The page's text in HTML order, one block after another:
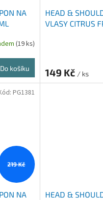
NA
(19 ks)
Do košíku
HEAD &
VLASY CITRUS
149 Kč / ks
219 Kč
NA
PG1381
HEAD &